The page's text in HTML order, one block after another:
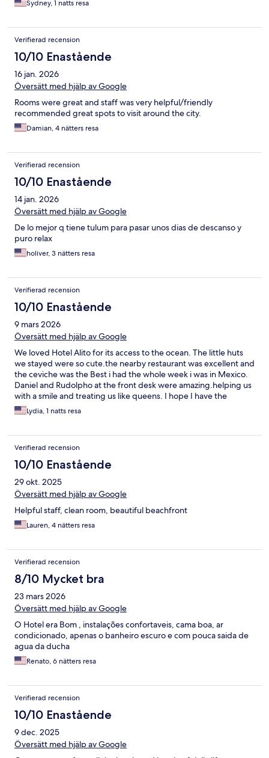
Sydney, 1 natts resa
Verifierad recension
10/10 Enastående
16 jan. 2026
Översätt med hjälp av Google
Rooms were great and staff was very helpful/friendly
recommended great spots to visit around the city.
Damian, 4 nätters resa
Verifierad recension
10/10 Enastående
14 jan. 2026
Översätt med hjälp av Google
De lo mejor q tiene tulum para pasar unos dias de descanso y
puro relax
holiver, 3 nätters resa
Verifierad recension
10/10 Enastående
9 mars 2026
Översätt med hjälp av Google
We loved Hotel Alito for its access to the ocean. The little huts
we stayed were so cute.the nearby restaurant was excellent and
the ceviche was the Best i had the whole week i was in Mexico.
Daniel and Rudolpho at the front desk were amazing.helping us
with a smile and treating us like queens. I hope I have the
chance to come back to Tulum and Hotel Alito will be my first
choice
Lydia, 1 natts resa
Verifierad recension
10/10 Enastående
29 okt. 2025
Översätt med hjälp av Google
Helpful staff, clean room, beautiful beachfront
Lauren, 4 nätters resa
Verifierad recension
8/10 Mycket bra
23 mars 2026
Översätt med hjälp av Google
O Hotel era Bom , instalações confortaveis, cama boa, ar
condicionado, apenas o banheiro escuro e com pouca saida de
agua da ducha
Renato, 6 nätters resa
Verifierad recension
10/10 Enastående
9 dec. 2025
Översätt med hjälp av Google